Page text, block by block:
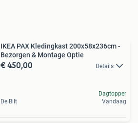
IKEA PAX Kledingkast 200x58x236cm -
Bezorgen & Montage Optie
€ 450,00 Details
De Bilt
Dagtopper
Vandaag